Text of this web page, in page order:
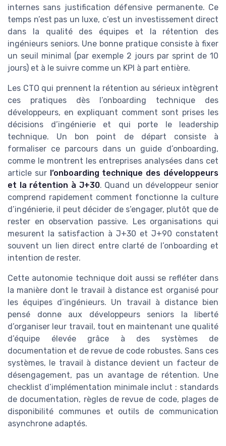
internes sans justification défensive permanente. Ce
temps n’est pas un luxe, c’est un investissement direct
dans la qualité des équipes et la rétention des
ingénieurs seniors. Une bonne pratique consiste à fixer
un seuil minimal (par exemple 2 jours par sprint de 10
jours) et à le suivre comme un KPI à part entière.
Les CTO qui prennent la rétention au sérieux intègrent
ces pratiques dès l’onboarding technique des
développeurs, en expliquant comment sont prises les
décisions d’ingénierie et qui porte le leadership
technique. Un bon point de départ consiste à
formaliser ce parcours dans un guide d’onboarding,
comme le montrent les entreprises analysées dans cet
article sur l’onboarding technique des développeurs
et la rétention à J+30. Quand un développeur senior
comprend rapidement comment fonctionne la culture
d’ingénierie, il peut décider de s’engager, plutôt que de
rester en observation passive. Les organisations qui
mesurent la satisfaction à J+30 et J+90 constatent
souvent un lien direct entre clarté de l’onboarding et
intention de rester.
Cette autonomie technique doit aussi se refléter dans
la manière dont le travail à distance est organisé pour
les équipes d’ingénieurs. Un travail à distance bien
pensé donne aux développeurs seniors la liberté
d’organiser leur travail, tout en maintenant une qualité
d’équipe élevée grâce à des systèmes de
documentation et de revue de code robustes. Sans ces
systèmes, le travail à distance devient un facteur de
désengagement, pas un avantage de rétention. Une
checklist d’implémentation minimale inclut : standards
de documentation, règles de revue de code, plages de
disponibilité communes et outils de communication
asynchrone adaptés.